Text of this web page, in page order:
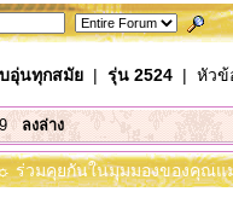
อุ่นทุกสมัย| รุ่น 2524| หัวข้
ลงล่าง
วมคุยกันในมุมมองของคุณแ